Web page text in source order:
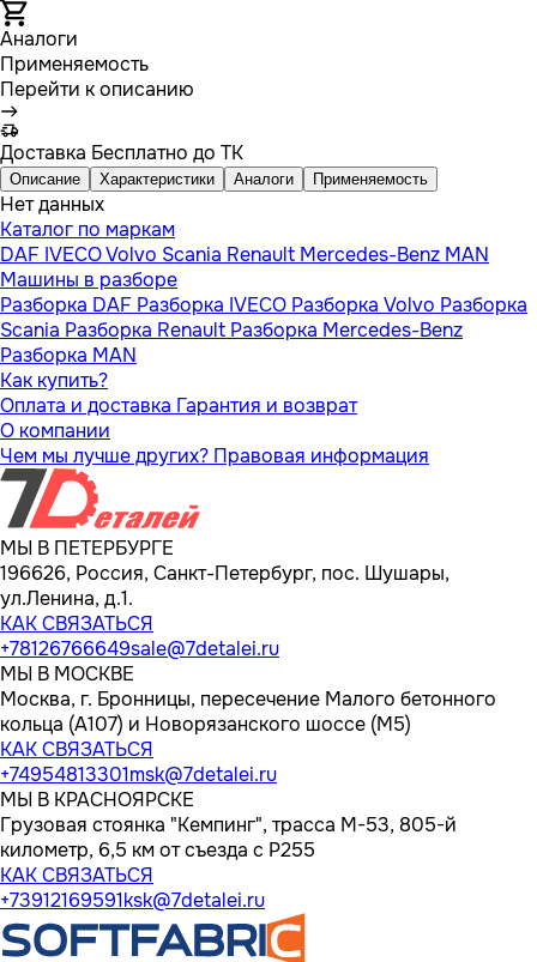
Аналоги
Применяемость
Перейти к описанию
Доставка Бесплатно до ТК
Описание Характеристики Аналоги Применяемость
Нет данных
Каталог по маркам
DAF IVECOVolvo Scania Renault Mercedes-Benz MAN
Машины в разборе
Разборка DAF Разборка IVECO Разборка Volvo Разборка
Scania Разборка Renault Разборка Mercedes-Benz
Разборка MAN
Как купить?
Оплата и доставка Гарантия и возврат
О компании
Чем мы лучше других? Правовая информация
МЫ В ПЕТЕРБУРГЕ
196626, Россия, Санкт-Петербург, пос. Шушары,
ул.Ленина, д.1.
КАК СВЯЗАТЬСЯ
+78126766649sale@7detalei.ru
МЫ В МОСКВЕ
Москва, г. Бронницы, пересечение Малого бетонного
кольца (А107) и Новорязанского шоссе (М5)
КАК СВЯЗАТЬСЯ
+74954813301msk@7detalei.ru
МЫ В КРАСНОЯРСКЕ
Грузовая стоянка "Кемпинг", трасса M-53, 805-й
километр, 6,5 км от съезда с Р255
КАК СВЯЗАТЬСЯ
+73912169591ksk@7detalei.ru